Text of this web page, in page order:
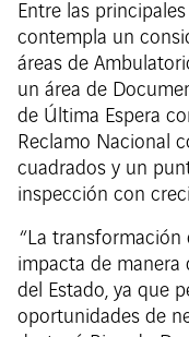
Entre las
contempla un
áreas de
un área de
de Última Espera
Reclamo Nacional
cuadrados y un
inspección con
“La transformación
impacta de manera
del Estado, ya que
oportunidades de